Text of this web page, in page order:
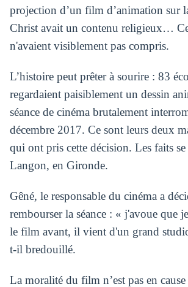
projection d’un film d’animation sur
Christ avait un contenu religieux…
n'avaient visiblement pas compris.
L’histoire peut prêter à sourire : 83
regardaient paisiblement un dessin
séance de cinéma brutalement
décembre 2017. Ce sont leurs deux
qui ont pris cette décision. Les faits
Langon, en Gironde.
Gêné, le responsable du cinéma a
rembourser la séance : « j'avoue que
le film avant, il vient d'un grand
t-il bredouillé.
La moralité du film n’est pas en